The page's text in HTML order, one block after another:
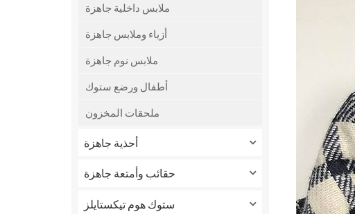
ملابس داخلية جاهزة
أزياء وملابس جاهزة
ملابس نوم جاهزة
أطفال ورضع ستوك
ملحقات المخزون
أحذية جاهزة
حقائب وأمتعة جاهزة
ستوك هوم تيكستايلز